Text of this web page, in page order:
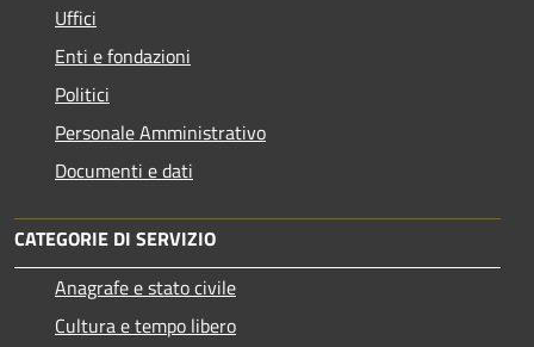
Uffici
Enti e fondazioni
Politici
Personale Amministrativo
Documenti e dati
CATEGORIE DI SERVIZIO
Anagrafe e stato civile
Cultura e tempo libero